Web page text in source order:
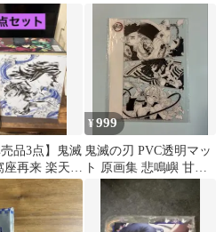
売品3点】鬼滅
再来 楽天限
タンブラー
¥999
鬼滅の刃 PVC透明マッ
ト 原画集 悲鳴嶼 甘露
寺 伊黒